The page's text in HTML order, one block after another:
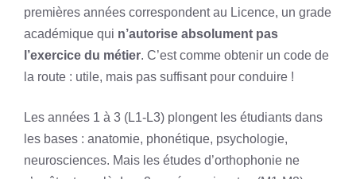
premières années correspondent au Licence, un grade
académique qui n’autorise absolument pas
l’exercice du métier. C’est comme obtenir un code de
la route : utile, mais pas suffisant pour conduire !
Les années 1 à 3 (L1-L3) plongent les étudiants dans
les bases : anatomie, phonétique, psychologie,
neurosciences. Mais les études d’orthophonie ne